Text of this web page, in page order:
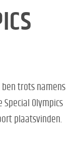
ben trots namens
Special Olympics
plaatsvinden.